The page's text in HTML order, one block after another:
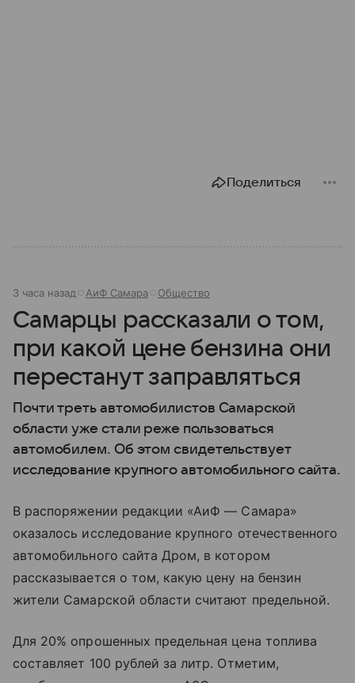
Поделиться
3 часа назад АиФ Самара Общество
Самарцы рассказали о том,
при какой цене бензина они
перестанут заправляться
Почти треть автомобилистов Самарской
области уже стали реже пользоваться
автомобилем. Об этом свидетельствует
исследование крупного автомобильного сайта.
В распоряжении редакции «АиФ — Самара»
оказалось исследование крупного отечественного
автомобильного сайта Дром, в котором
рассказывается о том, какую цену на бензин
жители Самарской области считают предельной.
Для 20% опрошенных предельная цена топлива
составляет 100 рублей за литр. Отметим,